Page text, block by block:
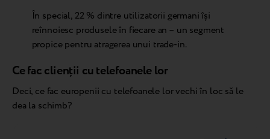
În special, 22 % dintre utilizatorii germani își
reînnoiesc produsele în fiecare an – un segment
propice pentru atragerea unui trade-in.
Ce fac clienții cu telefoanele lor
Deci, ce fac europenii cu telefoanele lor vechi în loc să le
dea la schimb?